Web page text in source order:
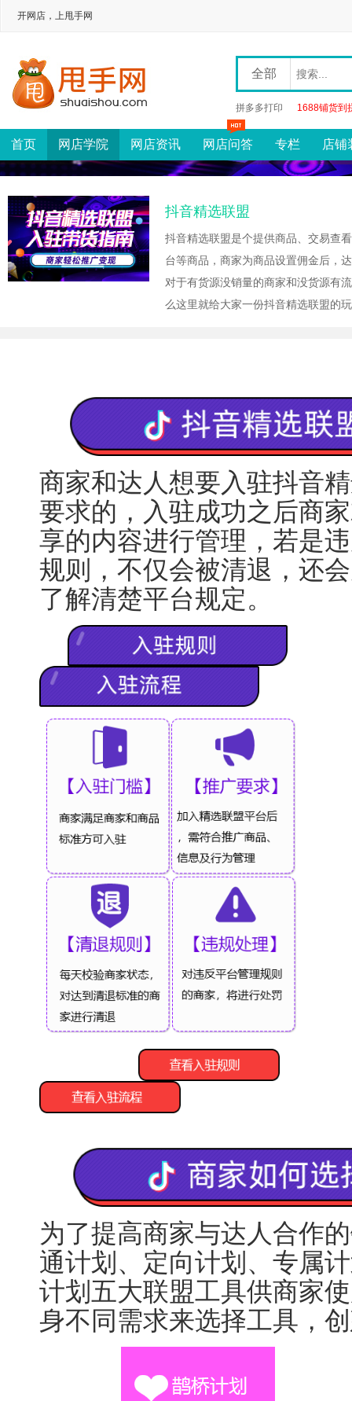
开网店，上甩手网
全部
拼多多打印 1688铺货到
首页 网店学院 网店资讯 网店问答 专栏 店铺
抖音精选联盟
抖音精选联盟是个提供商品、交易查
台等商品，商家为商品设置佣金后，
对于有货源没销量的商家和没货源有
么这里就给大家一份抖音精选联盟的
商家和达人想要入驻抖音
要求的，入驻成功之后商
享的内容进行管理，若是
规则，不仅会被清退，还
了解清楚平台规定。
为了提高商家与达人合作
通计划、定向计划、专属
计划五大联盟工具供商家
身不同需求来选择工具，